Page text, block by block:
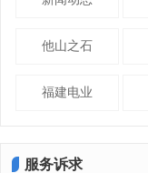
他山之石
福建电业
服务诉求